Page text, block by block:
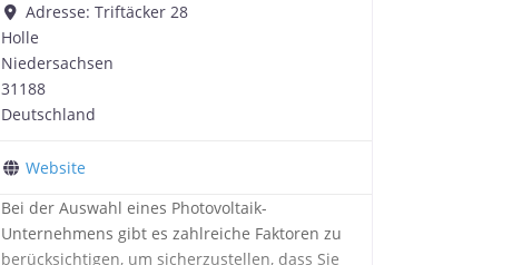
Adresse: Triftäcker 28
Holle
Niedersachsen
31188
Deutschland
Website
Bei der Auswahl eines Photovoltaik-
Unternehmens gibt es zahlreiche Faktoren zu
berücksichtigen, um sicherzustellen, dass Sie